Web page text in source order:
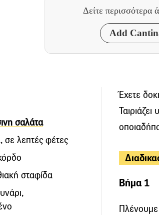
Δείτε περισσότερα
Add
σαλάτα
σε λεπτές φέτες
σταφίδα
Έχετε
Βήμα 1
Πλένουμε